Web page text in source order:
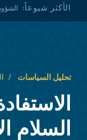
الأكثر شيوعاً:
تحليل السياسات
السلام